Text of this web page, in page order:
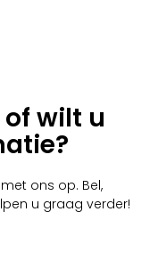
wilt u
ons op. Bel,
u graag verder!